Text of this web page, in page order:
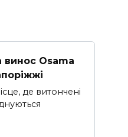
винос Osama
де витончені